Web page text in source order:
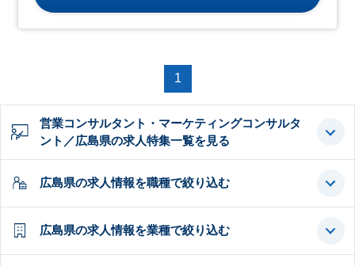
1
営業コンサルタント・マーケティングコンサルタ
ント／広島県の求人特集一覧を見る
広島県の求人情報を職種で絞り込む
広島県の求人情報を業種で絞り込む